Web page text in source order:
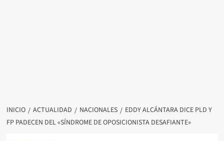
INICIO ACTUALIDAD NACIONALES
EDDY ALCÁNTARA DICE PLD Y
FP PADECEN DEL «SÍNDROME DE OPOSICIONISTA DESAFIANTE»